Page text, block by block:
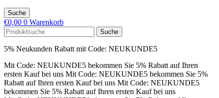
Suche
€0,00 0 Warenkorb
Suche
5% Neukunden Rabatt mit Code: NEUKUNDE5
Mit Code: NEUKUNDE5 bekommen Sie 5% Rabatt auf Ihren
ersten Kauf bei uns Mit Code: NEUKUNDE5 bekommen Sie 5%
Rabatt auf Ihren ersten Kauf bei uns Mit Code: NEUKUNDE5
bekommen Sie 5% Rabatt auf Ihren ersten Kauf bei uns